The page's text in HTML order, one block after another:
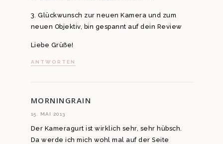
3. Glückwunsch zur neuen Kamera und zum
neuen Objektiv, bin gespannt auf dein Review
Liebe Grüße!
ANTWORTEN
MORNINGRAIN
15. MAI 2013
Der Kameragurt ist wirklich sehr, sehr hübsch.
Da werde ich mich wohl mal auf der Seite